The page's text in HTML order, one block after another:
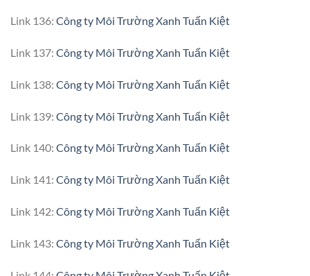
Link 136: Công ty Môi Trường Xanh Tuấn Kiệt
Link 137: Công ty Môi Trường Xanh Tuấn Kiệt
Link 138: Công ty Môi Trường Xanh Tuấn Kiệt
Link 139: Công ty Môi Trường Xanh Tuấn Kiệt
Link 140: Công ty Môi Trường Xanh Tuấn Kiệt
Link 141: Công ty Môi Trường Xanh Tuấn Kiệt
Link 142: Công ty Môi Trường Xanh Tuấn Kiệt
Link 143: Công ty Môi Trường Xanh Tuấn Kiệt